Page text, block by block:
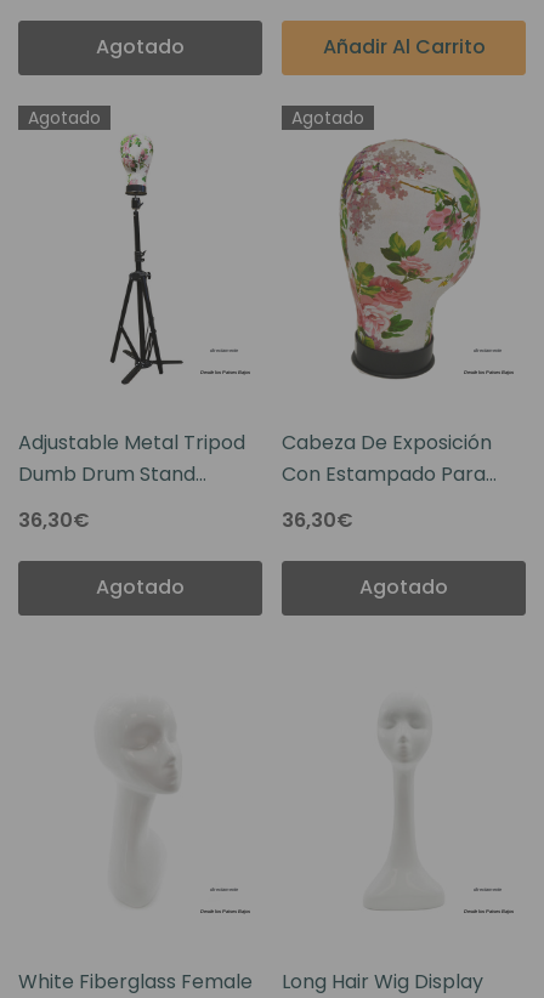
Agotado Añadir Al Carrito
Agotado
Adjustable Metal Tripod
Dumb Drum Stand
Holder Practice Pad Rack
Bracket
36,30€
Agotado
Agotado
Cabeza De Exposición
Con Estampado Para
Peluca O Prótesis Capilar
36,30€
Agotado
White Fiberglass Female
Long Hair Wig Display